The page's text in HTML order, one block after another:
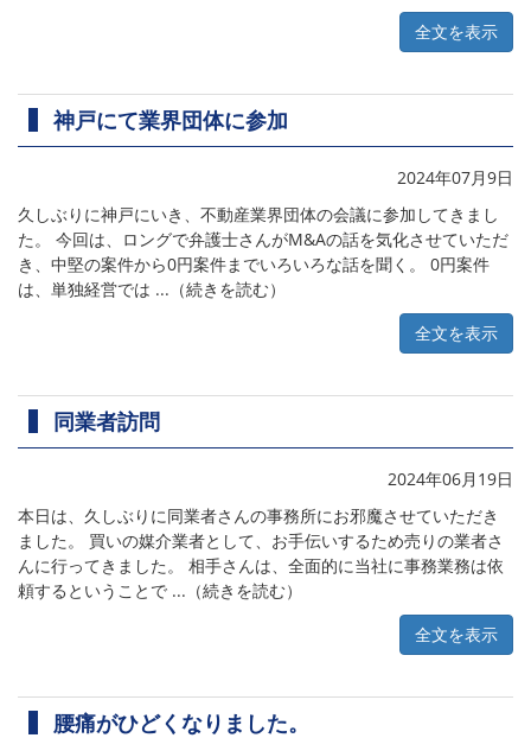
全文を表示
神戸にて業界団体に参加
2024年07月9日
久しぶりに神戸にいき、不動産業界団体の会議に参加してきまし
た。 今回は、ロングで弁護士さんがM&Aの話を気化させていただ
き、中堅の案件から0円案件までいろいろな話を聞く。 0円案件
は、単独経営では ...（続きを読む）
全文を表示
同業者訪問
2024年06月19日
本日は、久しぶりに同業者さんの事務所にお邪魔させていただき
ました。 買いの媒介業者として、お手伝いするため売りの業者さ
んに行ってきました。 相手さんは、全面的に当社に事務業務は依
頼するということで ...（続きを読む）
全文を表示
腰痛がひどくなりました。